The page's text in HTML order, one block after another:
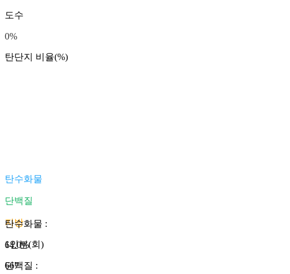
도수
0%
탄단지 비율(%)
탄수화물
단백질
지방
1인분(회)
667
탄수화물 :
64.0%
단백질 :